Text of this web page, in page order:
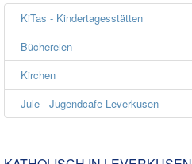
KiTas - Kindertagesstätten
Büchereien
Kirchen
Jule - Jugendcafe Leverkusen